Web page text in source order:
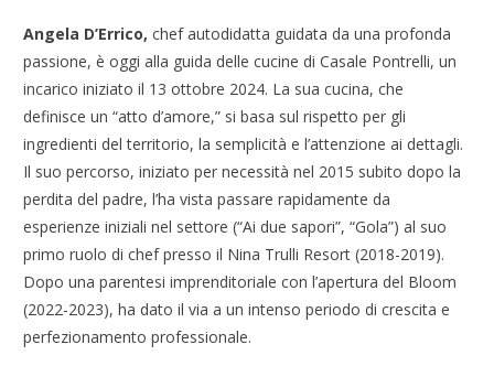
Angela D’Errico, chef autodidatta guidata da una profonda
passione, è oggi alla guida delle cucine di Casale Pontrelli, un
incarico iniziato il 13 ottobre 2024. La sua cucina, che
definisce un “atto d’amore,” si basa sul rispetto per gli
ingredienti del territorio, la semplicità e l’attenzione ai dettagli.
Il suo percorso, iniziato per necessità nel 2015 subito dopo la
perdita del padre, l’ha vista passare rapidamente da
esperienze iniziali nel settore (“Ai due sapori”, “Gola”) al suo
primo ruolo di chef presso il Nina Trulli Resort (2018-2019).
Dopo una parentesi imprenditoriale con l’apertura del Bloom
(2022-2023), ha dato il via a un intenso periodo di crescita e
perfezionamento professionale.